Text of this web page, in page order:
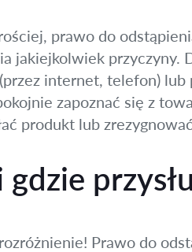
prawo do
jakiejkolwiek przyczyny.
internet, telefon)
zapoznać się z
produkt lub
gdzie
Prawo do